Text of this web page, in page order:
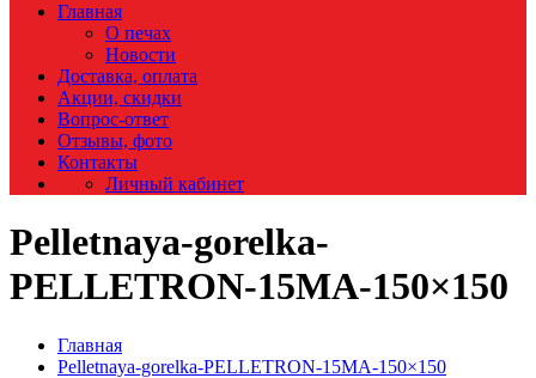
Главная
О печах
Новости
Доставка, оплата
Акции, скидки
Вопрос-ответ
Отзывы, фото
Контакты
Личный кабинет
Pelletnaya-gorelka-
PELLETRON-15MA-150×150
Главная
Pelletnaya-gorelka-PELLETRON-15MA-150×150